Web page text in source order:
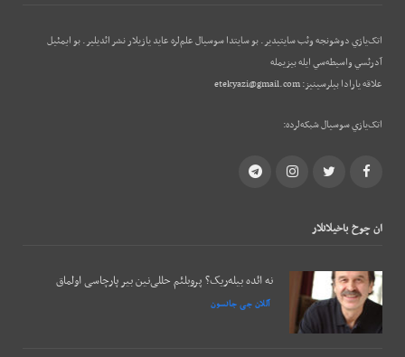
اتک‌يازي دوشونجه وئب‌ سايتيدير. بو سايتدا سوسيال علم‌لره عايد يازيلار نشر ائديلير. بو ایمئيل
آدرئسي واسيطه‌سي ايله بيزيمله
علاقه يارادا بيلرسينيز:etekyazi@gmail.com
اتک‌يازي سوسيال شبکه‌لرده:
Facebook
Twitter
Instagram
Telegram
ان چوخ باخيلانلار
نه ائده بیله‌ریک؟ پروبلئم حللی‌نین بیر پارچاسی اولماق
آللان جی جانسون